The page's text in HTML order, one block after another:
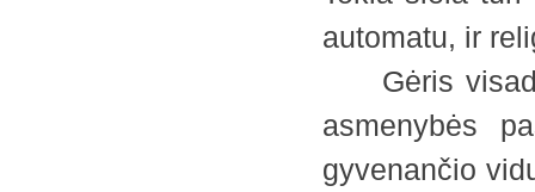
automatu, ir
Gėris visada
asmenybės
gyvenančio